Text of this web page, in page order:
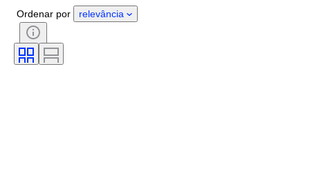
Certificação
Era
Tipo de moeda
Governante/era
Ordenar por relevância